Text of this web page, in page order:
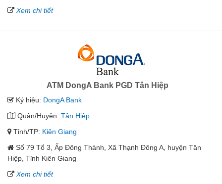
Xem chi tiết
ATM DongA Bank PGD Tân Hiệp
Ký hiệu: DongA Bank
Quận/Huyện: Tân Hiệp
Tỉnh/TP: Kiên Giang
Số 79 Tổ 3, Ấp Đông Thành, Xã Thạnh Đông A, huyện Tân
Hiệp, Tỉnh Kiên Giang
Xem chi tiết